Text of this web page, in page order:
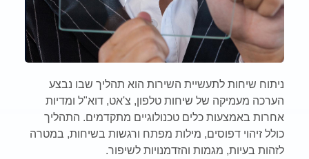
ניתוח שיחות לתעשיית השירות הוא תהליך שבו נבצע
הערכה מעמיקה של שיחות טלפון, צ'אט, דוא"ל ומדיות
אחרות באמצעות כלים טכנולוגיים מתקדמים. התהליך
כולל זיהוי דפוסים, מילות מפתח ורגשות בשיחות, במטרה
לזהות בעיות, מגמות והזדמנויות לשיפור.